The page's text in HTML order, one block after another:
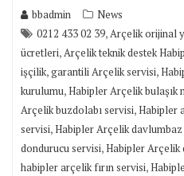
bbadmin
News
0212 433 02 39,Arçelik orijinal
ücretleri,Arçelik teknik destek
işçilik,garantili Arçelik servisi,
kurulumu,Habipler Arçelik bulaşık
Arçelik buzdolabı servisi,Habipler
servisi,Habipler Arçelik
dondurucu servisi,Habipler Arçelik
habipler arçelik fırın servisi,